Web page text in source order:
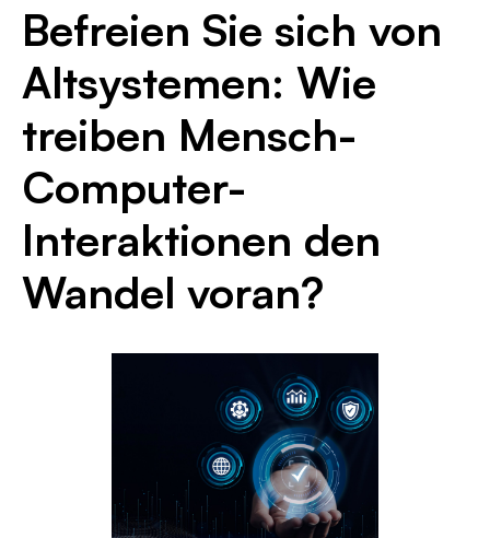
Befreien Sie sich von
Altsystemen: Wie
treiben Mensch-
Computer-
Interaktionen den
Wandel voran?